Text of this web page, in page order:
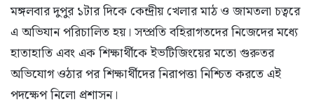
মঙ্গলবার দুপুর ১টার দিকে কেন্দ্রীয় খেলার মাঠ ও জামতলা চত্বরে
এ অভিযান পরিচালিত হয়। সম্প্রতি বহিরাগতদের নিজেদের মধ্যে
হাতাহাতি এবং এক শিক্ষার্থীকে ইভটিজিংয়ের মতো গুরুতর
অভিযোগ ওঠার পর শিক্ষার্থীদের নিরাপত্তা নিশ্চিত করতে এই
পদক্ষেপ নিলো প্রশাসন।